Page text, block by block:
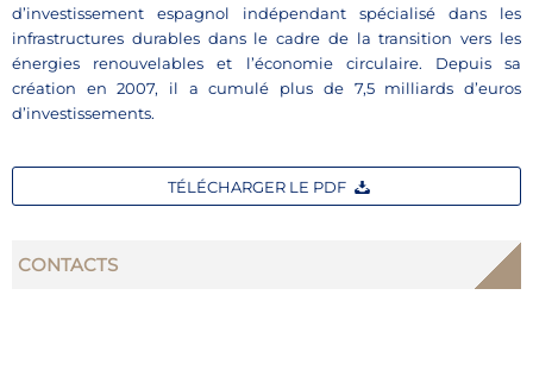
d’investissement espagnol indépendant spécialisé dans les
infrastructures durables dans le cadre de la transition vers les
énergies renouvelables et l’économie circulaire. Depuis sa
création en 2007, il a cumulé plus de 7,5 milliards d’euros
d’investissements.
TÉLÉCHARGER LE PDF
CONTACTS